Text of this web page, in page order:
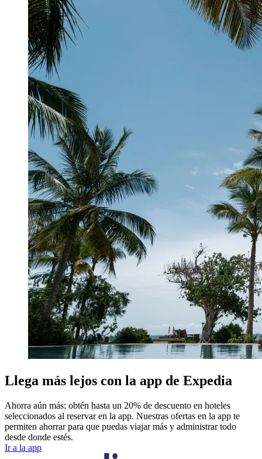
Llega más lejos con la app de Expedia
Ahorra aún más: obtén hasta un 20% de descuento en hoteles
seleccionados al reservar en la app. Nuestras ofertas en la app te
permiten ahorrar para que puedas viajar más y administrar todo
desde donde estés.
Ir a la app